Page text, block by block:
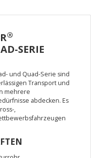
®
SERIE
und Quad-Serie sind
Transport und
mehrere
abdecken. Es
,